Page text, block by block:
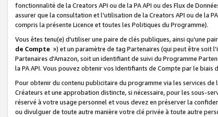
fonctionnalité de la Creators API ou de la PA API ou des Flux de
assurer que la consultation et l'utilisation de la Creators API ou de la
compris la présente Licence et toutes les Politiques du Programme).
Vous êtes tenu(e) d'utiliser une paire de clés publiques, ainsi qu'une
de Compte ») et un paramètre de tag Partenaires (qui peut être soit
Partenaires d'Amazon, soit un identifiant de suivi du Programme
la PA API. Vous pouvez obtenir vos Identifiants de Compte par le biais
Pour obtenir du contenu publicitaire du programme via les services
Créateurs et une approbation distincte, si nécessaire, pour les sous-
réservé à votre usage personnel et vous devez en préserver la
ou divulguer de toute autre manière votre clé privée à toute autre